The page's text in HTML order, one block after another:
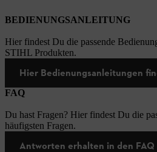
BEDIENUNGSANLEITUNG
Hier findest Du die passende
STIHL Produkten.
Hier Bedienungsanleitungen
FAQ
Du hast Fragen? Hier findest Du die
häufigsten Fragen.
Antworten erhalten in den FAQ